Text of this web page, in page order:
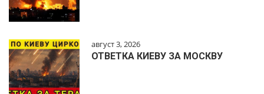
август 3, 2026
ОТВЕТКА КИЕВУ ЗА МОСКВУ